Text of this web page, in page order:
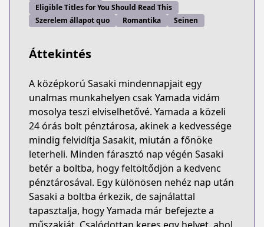
Eligible Titles for You Should Read This
Szerelem állapot quo
Romantika Seinen
Áttekintés
A középkorú Sasaki mindennapjait egy
unalmas munkahelyen csak Yamada vidám
mosolya teszi elviselhetővé. Yamada a közeli
24 órás bolt pénztárosa, akinek a kedvessége
mindig felvidítja Sasakit, miután a főnöke
leterheli. Minden fárasztó nap végén Sasaki
betér a boltba, hogy feltöltődjön a kedvenc
pénztárosával. Egy különösen nehéz nap után
Sasaki a boltba érkezik, de sajnálattal
tapasztalja, hogy Yamada már befejezte a